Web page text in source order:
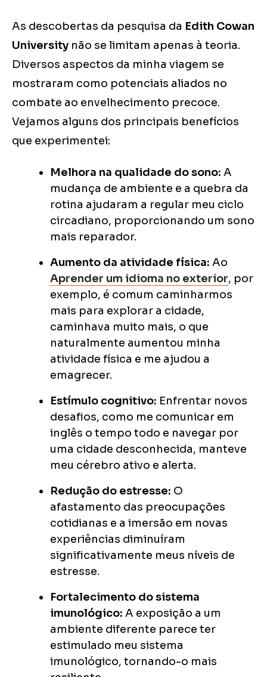
As descobertas da pesquisa da Edith Cowan
University não se limitam apenas à teoria.
Diversos aspectos da minha viagem se
mostraram como potenciais aliados no
combate ao envelhecimento precoce.
Vejamos alguns dos principais benefícios
que experimentei:
Melhora na qualidade do sono: A
mudança de ambiente e a quebra da
rotina ajudaram a regular meu ciclo
circadiano, proporcionando um sono
mais reparador.
Aumento da atividade física: Ao
Aprender um idioma no exterior, por
exemplo, é comum caminharmos
mais para explorar a cidade,
caminhava muito mais, o que
naturalmente aumentou minha
atividade física e me ajudou a
emagrecer.
Estímulo cognitivo: Enfrentar novos
desafios, como me comunicar em
inglês o tempo todo e navegar por
uma cidade desconhecida, manteve
meu cérebro ativo e alerta.
Redução do estresse: O
afastamento das preocupações
cotidianas e a imersão em novas
experiências diminuíram
significativamente meus níveis de
estresse.
Fortalecimento do sistema
imunológico: A exposição a um
ambiente diferente parece ter
estimulado meu sistema
imunológico, tornando-o mais